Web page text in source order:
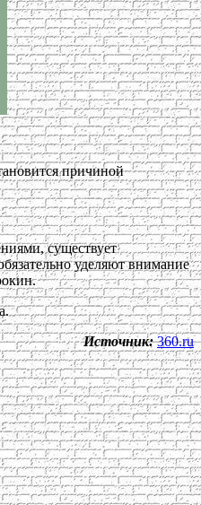
причиной
существует
уделяют внимание
Источник: 360.ru